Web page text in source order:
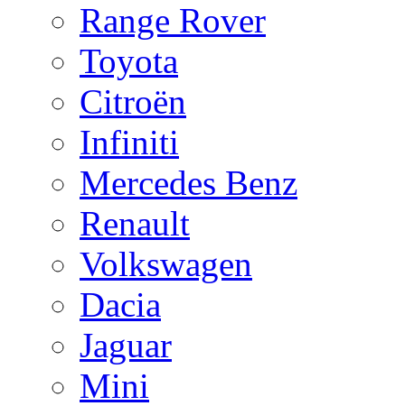
Range Rover
Toyota
Citroën
Infiniti
Mercedes Benz
Renault
Volkswagen
Dacia
Jaguar
Mini